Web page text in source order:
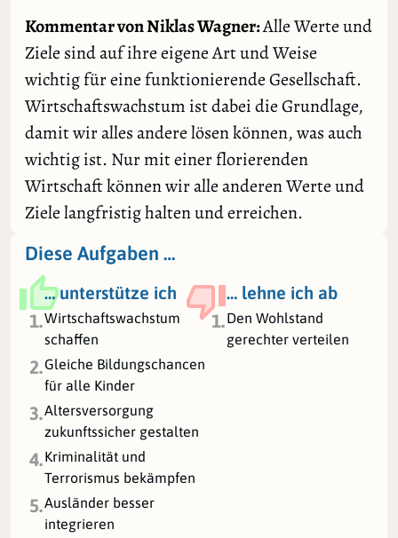
Kommentar von Niklas Wagner:Alle Werte und
Ziele sind auf ihre eigene Art und Weise
wichtig für eine funktionierende Gesellschaft.
Wirtschaftswachstum ist dabei die Grundlage,
damit wir alles andere lösen können, was auch
wichtig ist. Nur mit einer florierenden
Wirtschaft können wir alle anderen Werte und
Ziele langfristig halten und erreichen.
Diese Aufgaben …
… unterstütze ich
… lehne ich ab
1.Wirtschaftswachstum
schaffen
1.Den Wohlstand
gerechter verteilen
2.Gleiche Bildungschancen
für alle Kinder
3.Altersversorgung
zukunftssicher gestalten
4.Kriminalität und
Terrorismus bekämpfen
5.Ausländer besser
integrieren